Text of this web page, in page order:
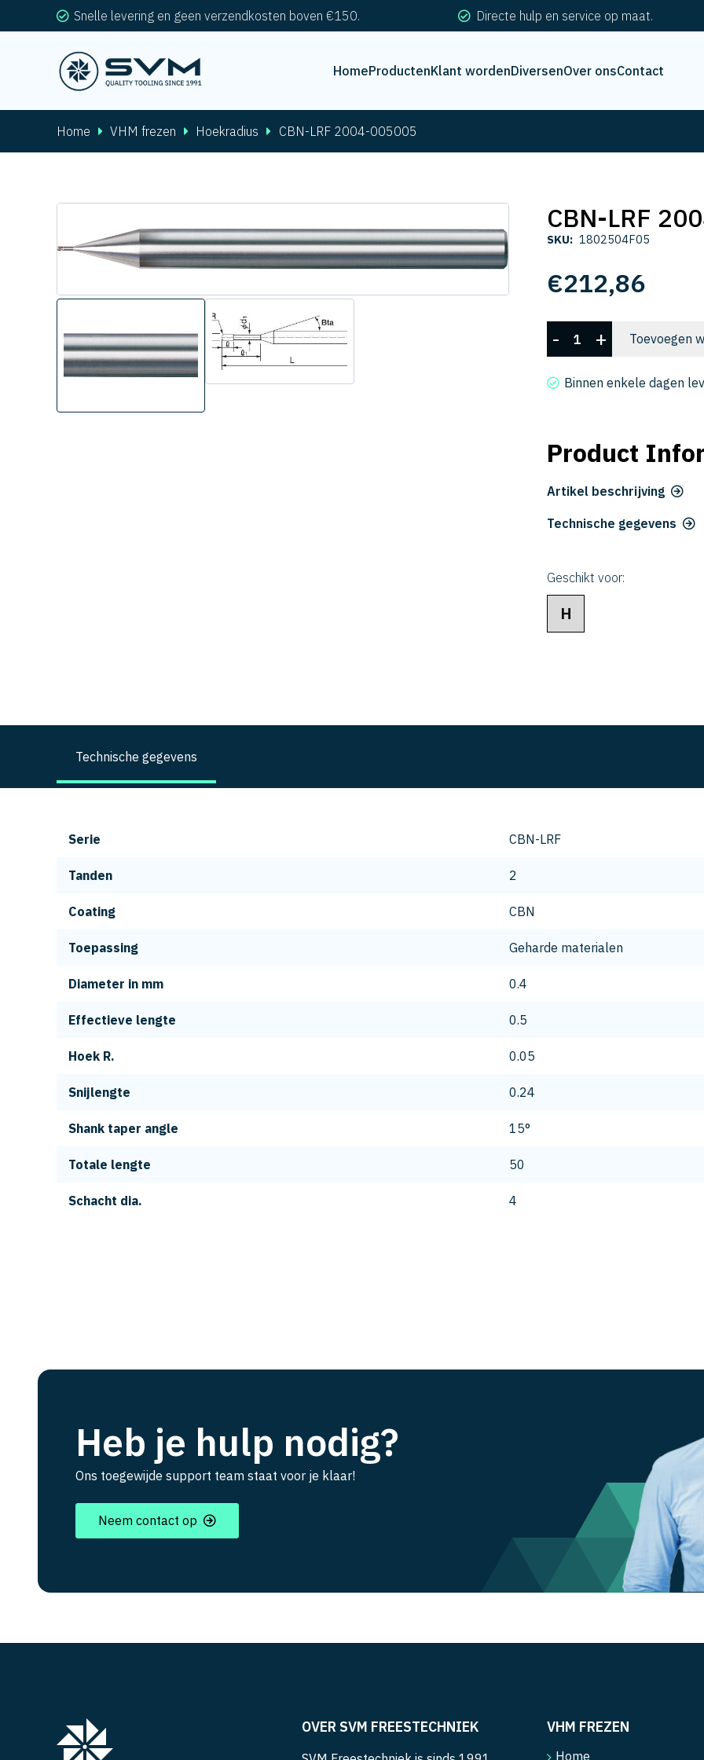
Snelle levering en geen verzendkosten boven €150. Directe hulp en service op maat.
HomeProductenKlant wordenDiversenOver onsContact
Home VHM frezen Hoekradius CBN-LRF 2004-005005
CBN-LRF
SKU: 1802504F05
€212,86
CBN-
LRF
2004-
- + Toevoegen
Binnen enkele dagen
Product
Artikel beschrijving
Technische gegevens
Geschikt voor:
H
Technische gegevens
Serie CBN-LRF
Tanden 2
Coating CBN
Toepassing Geharde materialen
Diameter in mm 0.4
Effectieve lengte 0.5
Hoek R. 0.05
Snijlengte 0.24
Shank taper angle 15°
Totale lengte 50
Schacht dia. 4
Heb je hulp nodig?
Ons toegewijde support team staat voor je klaar!
Neem contact op
OVER SVM FREESTECHNIEK VHM FREZEN
Home